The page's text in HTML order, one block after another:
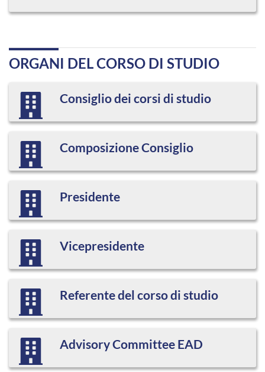
ORGANI DEL CORSO DI STUDIO
Consiglio dei corsi di studio
Composizione Consiglio
Presidente
Vicepresidente
Referente del corso di studio
Advisory Committee EAD